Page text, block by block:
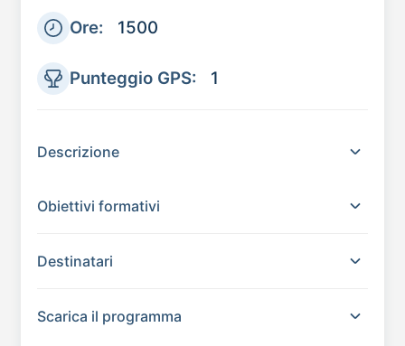
Ore: 1500
Punteggio GPS: 1
Descrizione
Obiettivi formativi
Destinatari
Scarica il programma